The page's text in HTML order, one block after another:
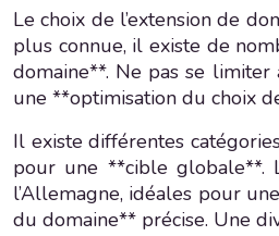
Le choix de l’extension de
plus connue, il existe de
domaine**. Ne pas se
une **optimisation du choix
Il existe différentes
pour une **cible globale**.
l’Allemagne, idéales pour
du domaine** précise. Une